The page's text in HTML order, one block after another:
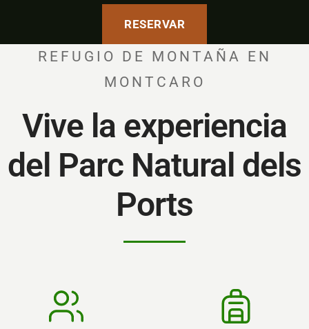
RESERVAR
REFUGIO DE MONTAÑA EN
MONTCARO
Vive la experiencia
del Parc Natural dels
Ports